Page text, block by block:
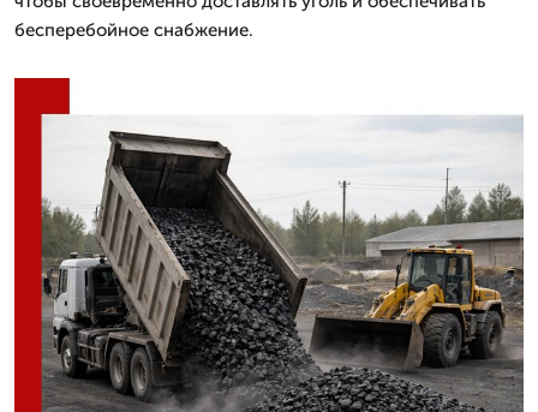
бесперебойное снабжение.